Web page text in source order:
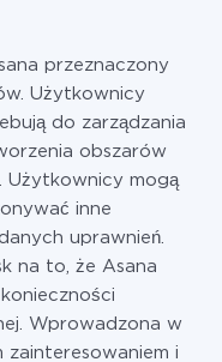
przeznaczony
Użytkownicy
do zarządzania
obszarów
Użytkownicy mogą
inne
uprawnień.
na to, że Asana
Wprowadzona w
zainteresowaniem i